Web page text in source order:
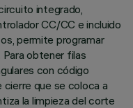
integrado,
CC/CC e incluido
permite programar
Para obtener filas
con código
cierre que se coloca a
la limpieza del corte